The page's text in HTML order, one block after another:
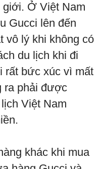
Ở Việt Nam
Gucci lên đến
vô lý khi không có
du lịch khi đi
rất bức xúc vì mất
ra phải được
Việt Nam
khác khi mua